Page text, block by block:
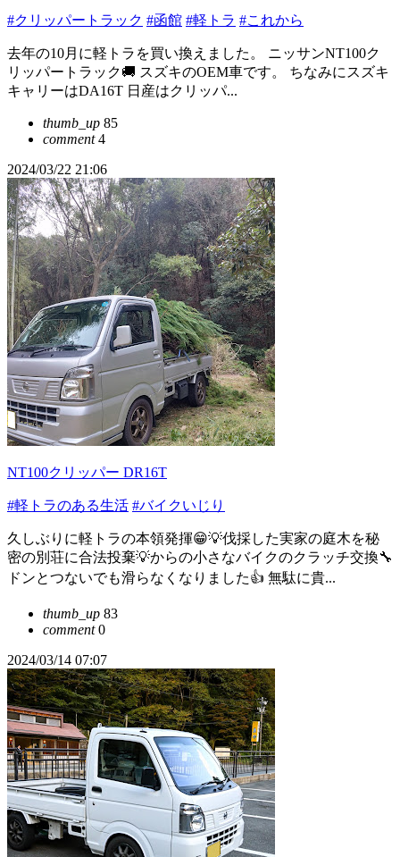
#クリッパートラック #函館 #軽トラ #これから
去年の10月に軽トラを買い換えました。 ニッサンNT100ク
リッパートラック🚚 スズキのOEM車です。 ちなみにスズキ
キャリーはDA16T 日産はクリッパ...
thumb_up 85
comment4
2024/03/22 21:06
NT100クリッパー DR16T
#軽トラのある生活 #バイクいじり
久しぶりに軽トラの本領発揮😁💡伐採した実家の庭木を秘
密の別荘に合法投棄💡からの小さなバイクのクラッチ交換🔧
ドンとつないでも滑らなくなりました👍 無駄に貴...
thumb_up 83
comment0
2024/03/14 07:07